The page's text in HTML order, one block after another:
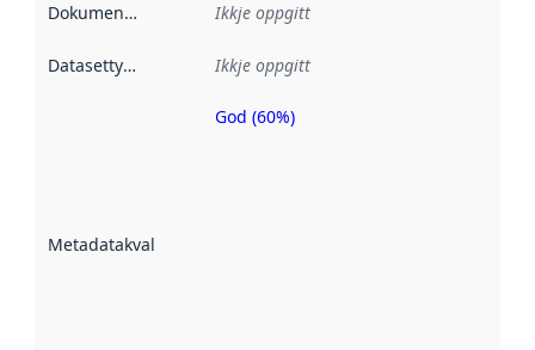
Dokumentasjon Ikkje oppgitt
Datasettype Ikkje oppgitt
Metadatakvalitet
Metadatakvalitet
God (60%)